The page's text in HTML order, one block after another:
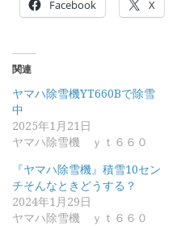
Facebook X
関連
ヤマハ除雪機YT660Bで除雪
中
2025年1月21日
ヤマハ除雪機 ｙｔ６６０
『ヤマハ除雪機』積雪10セン
チそんなときどうする？
2024年1月29日
ヤマハ除雪機 ｙｔ６６０